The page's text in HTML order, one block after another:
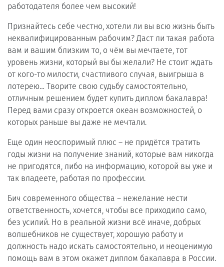
работодателя более чем высокий!
Признайтесь себе честно, хотели ли вы всю жизнь быть
неквалифицированным рабочим? Даст ли такая работа
вам и вашим близким то, о чём вы мечтаете, тот
уровень жизни, который вы бы желали? Не стоит ждать
от кого-то милости, счастливого случая, выигрыша в
лотерею… Творите свою судьбу самостоятельно,
отличным решением будет купить диплом бакалавра!
Перед вами сразу откроется океан возможностей, о
которых раньше вы даже не мечтали.
Еще один неоспоримый плюс – не придётся тратить
годы жизни на получение знаний, которые вам никогда
не пригодятся, либо на информацию, которой вы уже и
так владеете, работая по профессии.
Бич современного общества – нежелание нести
ответственность, хочется, чтобы все приходило само,
без усилий. Но в реальной жизни всё иначе, добрых
волшебников не существует, хорошую работу и
должность надо искать самостоятельно, и неоценимую
помощь вам в этом окажет диплом бакалавра в России.